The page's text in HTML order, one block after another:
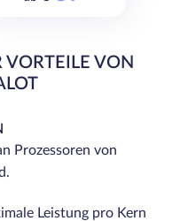
VORTEILE VON
Prozessoren von
Leistung pro Kern